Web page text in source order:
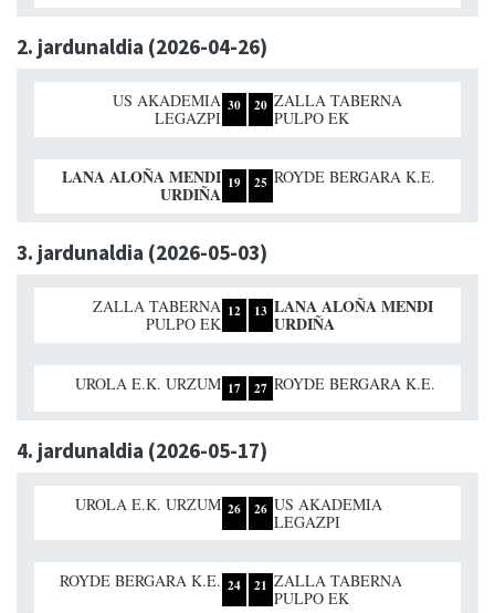
2. jardunaldia (2026-04-26)
US AKADEMIA
LEGAZPI
30 20 ZALLA TABERNA
PULPO EK
LANA ALOÑA MENDI
URDIÑA
19 25 ROYDE BERGARA K.E.
3. jardunaldia (2026-05-03)
ZALLA TABERNA
PULPO EK
12 13 LANA ALOÑA MENDI
URDIÑA
UROLA E.K. URZUM 17 27 ROYDE BERGARA K.E.
4. jardunaldia (2026-05-17)
UROLA E.K. URZUM 26 26 US AKADEMIA
LEGAZPI
ROYDE BERGARA K.E. 24 21 ZALLA TABERNA
PULPO EK